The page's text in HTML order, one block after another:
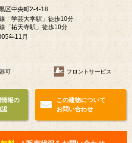
区中央町2-4-18
「学芸大学駅」徒歩10分
「祐天寺駅」徒歩10分
年11月
可 フロントサービス
報の
この建物について
お問い合わせ